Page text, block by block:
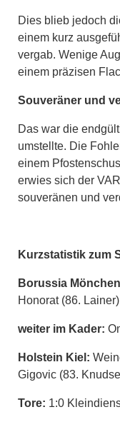
Dies blieb jedoch
einem kurz
vergab. Wenige
einem präzisen
Souveräner und
Das war die
umstellte. Die
einem
erwies sich der
souveränen und
Kurzstatistik zum
Borussia
Honorat (86.
weiter im Kader:
Holstein Kiel:
Gigovic (83.
Tore: 1:0